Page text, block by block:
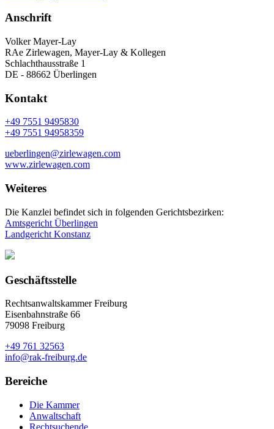
Anschrift
Volker Mayer-Lay
RAe Zirlewagen, Mayer-Lay & Kollegen
Schlachthausstraße 1
DE - 88662 Überlingen
Kontakt
+49 7551 9495830
+49 7551 94958359
ueberlingen@zirlewagen.com
www.zirlewagen.com
Weiteres
Die Kanzlei befindet sich in folgenden Gerichtsbezirken:
Amtsgericht Überlingen
Landgericht Konstanz
Geschäftsstelle
Rechtsanwaltskammer Freiburg
Eisenbahnstraße 66
79098 Freiburg
+49 761 32563
info@rak-freiburg.de
Bereiche
Die Kammer
Anwaltschaft
Rechtsuchende